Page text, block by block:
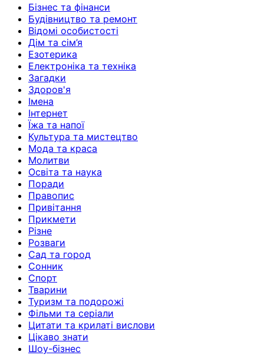
Бізнес та фінанси
Будівництво та ремонт
Відомі особистості
Дім та сім’я
Езотерика
Електроніка та техніка
Загадки
Здоров'я
Імена
Інтернет
Їжа та напої
Культура та мистецтво
Мода та краса
Молитви
Освіта та наука
Поради
Правопис
Привітання
Прикмети
Різне
Розваги
Сад та город
Сонник
Спорт
Тварини
Туризм та подорожі
Фільми та серіали
Цитати та крилаті вислови
Цікаво знати
Шоу-бізнес